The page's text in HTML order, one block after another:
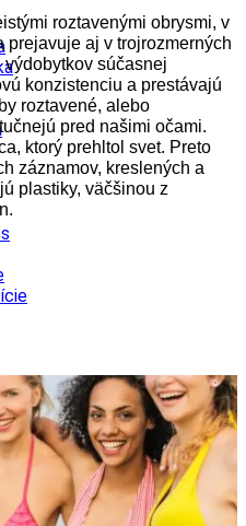
a doprava
roztavenými obrysmi, v
prejavuje aj v trojrozmerných
súčasnej
konzistenciu a prestávajú
roztavené, alebo
pred našimi očami.
ktorý prehltol svet. Preto
záznamov, kreslených a
plastiky, väčšinou z